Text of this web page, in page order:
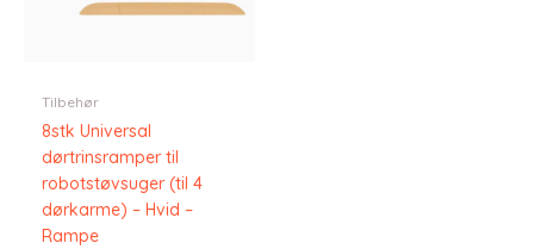
Tilbehør
8stk Universal
dørtrinsramper til
robotstøvsuger (til 4
dørkarme) – Hvid –
Rampe